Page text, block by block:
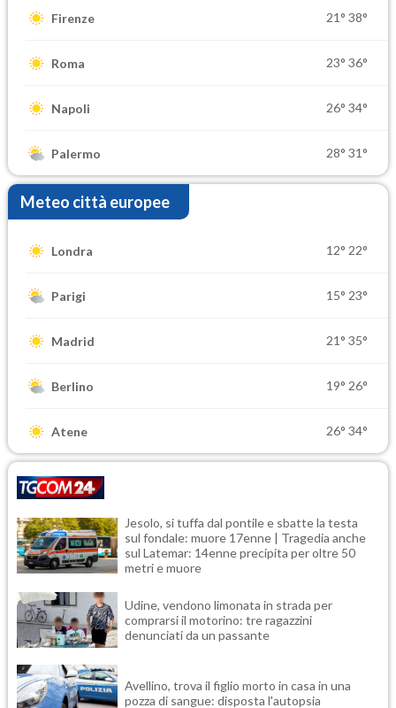
Firenze 21° 38°
Roma 23° 36°
Napoli 26° 34°
Palermo 28° 31°
Meteo città europee
Londra 12° 22°
Parigi 15° 23°
Madrid 21° 35°
Berlino 19° 26°
Atene 26° 34°
Jesolo, si tuffa dal pontile e sbatte la testa
sul fondale: muore 17enne | Tragedia anche
sul Latemar: 14enne precipita per oltre 50
metri e muore
Udine, vendono limonata in strada per
comprarsi il motorino: tre ragazzini
denunciati da un passante
Avellino, trova il figlio morto in casa in una
pozza di sangue: disposta l'autopsia